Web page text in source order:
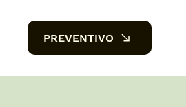
PREVENTIVO